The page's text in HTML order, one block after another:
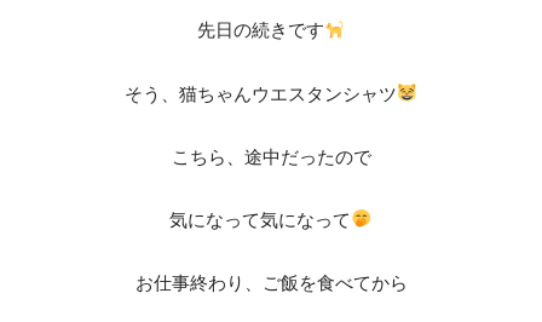
先日の続きです
そう、猫ちゃんウエスタンシャツ
こちら、途中だったので
気になって気になって
お仕事終わり、ご飯を食べてから